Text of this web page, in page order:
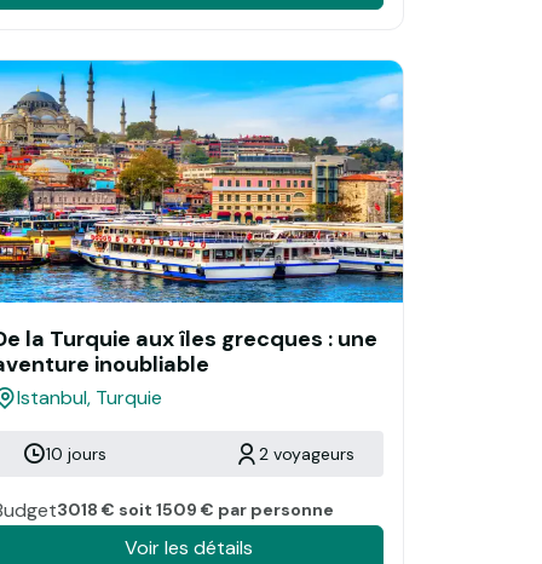
la Turquie aux îles grecques : une
inoubliable
Istanbul, Turquie
10 jours 2 voyageurs
3018 € soit 1509 € par personne
Voir les détails